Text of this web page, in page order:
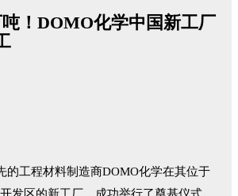
！DOMO化学中国新工厂
的工程材料制造商DOMO化学在其位于